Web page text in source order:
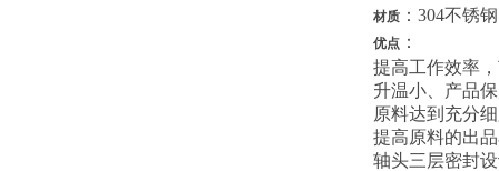
材质 ：304不锈钢
优点 ：
提高工作效率
升温小、产品
原料达到充分
提高原料的出
轴头三层密封